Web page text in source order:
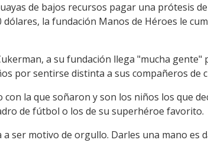
de bajos recursos pagar una prótesis
la fundación Manos de Héroes le
a su fundación llega "mucha gente"
por sentirse distinta a sus compañeros de
la que soñaron y son los niños los que
de fútbol o los de su superhéroe favorito.
ser motivo de orgullo. Darles una mano es